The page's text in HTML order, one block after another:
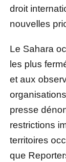
droit
nouvelles
Le Sahara
les plus
et aux
presse
restrictions
territoires
que